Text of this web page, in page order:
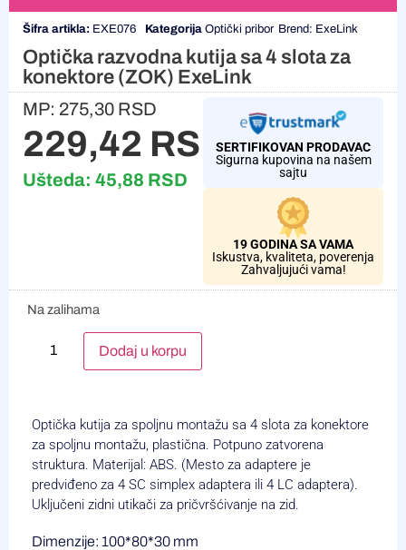
Šifra artikla: EXE076 Kategorija Optički pribor Brend: ExeLink
Optička razvodna kutija sa 4 slota za
konektore (ZOK) ExeLink
MP: 275,30 RSD
229,42 RSD
Ušteda: 45,88 RSD
SERTIFIKOVAN PRODAVAC
Sigurna kupovina na našem
sajtu
19 GODINA SA VAMA
Iskustva, kvaliteta, poverenja
Zahvaljujući vama!
Na zalihama
Dodaj u korpu
Optička kutija za spoljnu montažu sa 4 slota za konektore
za spoljnu montažu, plastična. Potpuno zatvorena
struktura. Materijal: ABS. (Mesto za adaptere je
predviđeno za 4 SC simplex adaptera ili 4 LC adaptera).
Uključeni zidni utikači za pričvršćivanje na zid.
Dimenzije: 100*80*30 mm